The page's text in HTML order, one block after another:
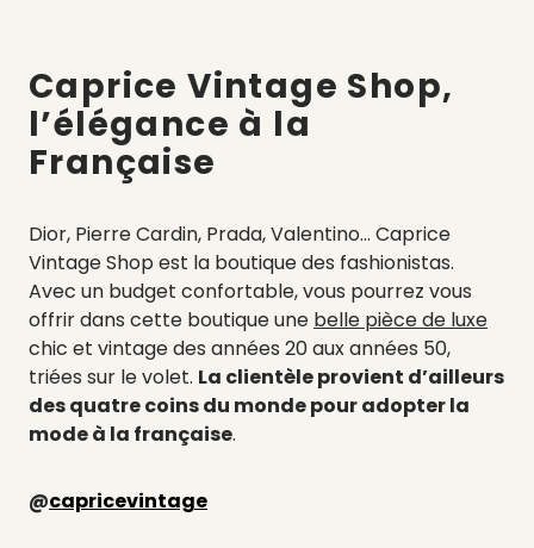
Caprice Vintage Shop,
l’élégance à la
Française
Dior, Pierre Cardin, Prada, Valentino… Caprice
Vintage Shop est la boutique des fashionistas.
Avec un budget confortable, vous pourrez vous
offrir dans cette boutique une belle pièce de luxe
chic et vintage des années 20 aux années 50,
triées sur le volet. La clientèle provient d’ailleurs
des quatre coins du monde pour adopter la
mode à la française.
@capricevintage